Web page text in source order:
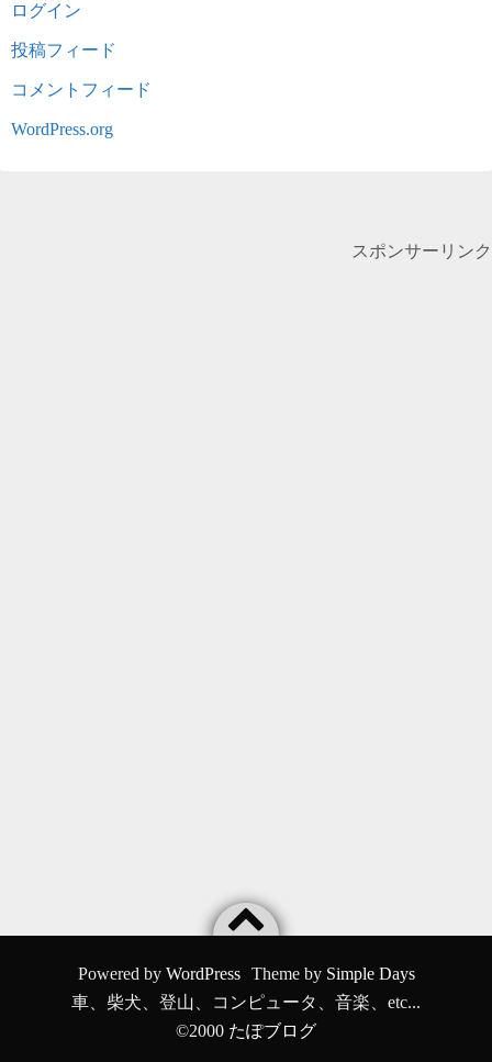
ログイン
投稿フィード
コメントフィード
WordPress.org
スポンサーリンク
Powered by WordPress Theme by Simple Days
車、柴犬、登山、コンピュータ、音楽、etc...
©2000 たぽブログ